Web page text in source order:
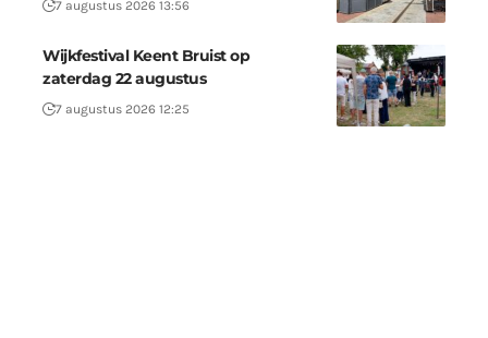
7 augustus 2026 13:56
Wijkfestival Keent Bruist op
zaterdag 22 augustus
7 augustus 2026 12:25